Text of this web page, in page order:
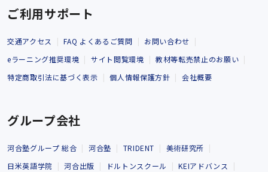
ご利用サポート
交通アクセス FAQ よくあるご質問
お問い合わせ
eラーニング推奨環境
サイト閲覧環境
教材等転売禁止のお願い
特定商取引法に基づく表示
個人情報保護方針 会社概要
グループ会社
河合塾グループ 総合 河合塾 TRIDENT
美術研究所
日米英語学院
河合出版 ドルトンスクール
KEIアドバンス